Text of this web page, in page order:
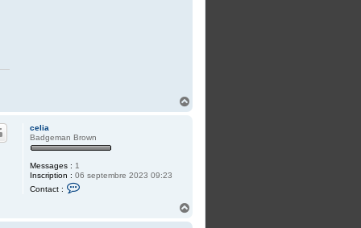
celia
Badgeman Brown
Messages : 1
Inscription : 06 septembre 2023 09:23
Contact :
a